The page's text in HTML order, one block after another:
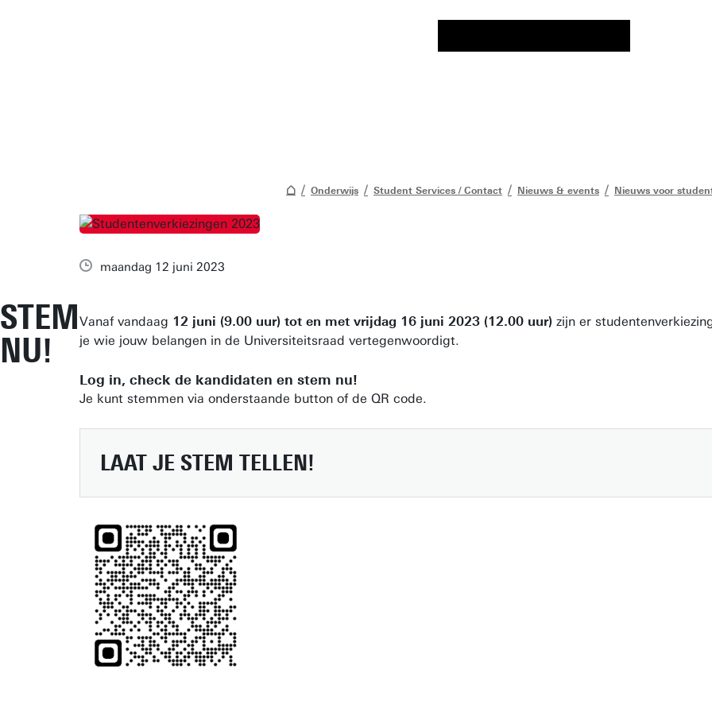
Onderwijs Student Services / Contact Nieuws & events Nieuws voor
STEM
NU!
maandag 12 juni 2023
Vanaf vandaag 12 juni (9.00 uur) tot en met vrijdag 16 juni 2023 (12.00 uur) zijn er
je wie jouw belangen in de Universiteitsraad vertegenwoordigt.
Log in, check de kandidaten en stem nu!
Je kunt stemmen via onderstaande button of de QR code.
LAAT JE STEM TELLEN!